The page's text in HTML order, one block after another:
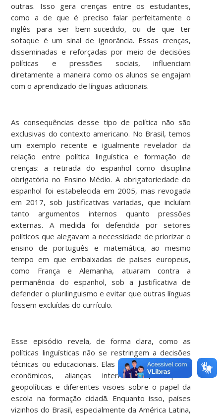
outras. Isso gera crenças entre os estudantes,
como a de que é preciso falar perfeitamente o
inglês para ser bem-sucedido, ou de que ter
sotaque é um sinal de ignorância. Essas crenças,
disseminadas e reforçadas por meio de decisões
políticas e pressões sociais, influenciam
diretamente a maneira como os alunos se engajam
com o aprendizado de línguas adicionais.
As consequências desse tipo de política não são
exclusivas do contexto americano. No Brasil, temos
um exemplo recente e igualmente revelador da
relação entre política linguística e formação de
crenças: a retirada do espanhol como disciplina
obrigatória no Ensino Médio. A obrigatoriedade do
espanhol foi estabelecida em 2005, mas revogada
em 2017, sob justificativas variadas, que incluíam
tanto argumentos internos quanto pressões
externas. A medida foi defendida por setores
políticos que alegavam a necessidade de priorizar o
ensino de português e matemática, ao mesmo
tempo em que embaixadas de países europeus,
como França e Alemanha, atuaram contra a
permanência do espanhol, sob a justificativa de
defender o plurilinguismo e evitar que outras línguas
fossem excluídas do currículo.
Esse episódio revela, de forma clara, como as
políticas linguísticas não se restringem a decisões
técnicas ou educacionais. Elas envolvem interesses
econômicos, alianças internacionais, disputas
geopolíticas e diferentes visões sobre o papel da
escola na formação cidadã. Enquanto isso, países
vizinhos do Brasil, especialmente da América Latina,